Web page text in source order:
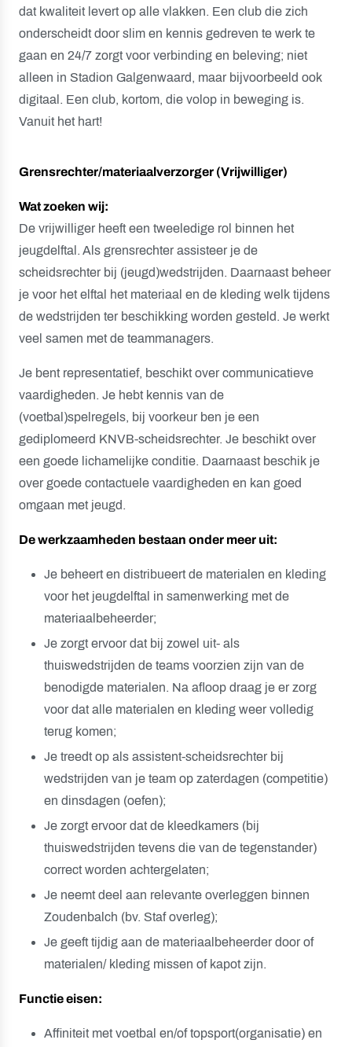
dat kwaliteit levert op alle vlakken. Een club die zich
onderscheidt door slim en kennis gedreven te werk te
gaan en 24/7 zorgt voor verbinding en beleving; niet
alleen in Stadion Galgenwaard, maar bijvoorbeeld ook
digitaal. Een club, kortom, die volop in beweging is.
Vanuit het hart!
Grensrechter/materiaalverzorger (Vrijwilliger)
Wat zoeken wij:
De vrijwilliger heeft een tweeledige rol binnen het
jeugdelftal. Als grensrechter assisteer je de
scheidsrechter bij (jeugd)wedstrijden. Daarnaast beheer
je voor het elftal het materiaal en de kleding welk tijdens
de wedstrijden ter beschikking worden gesteld. Je werkt
veel samen met de teammanagers.
Je bent representatief, beschikt over communicatieve
vaardigheden. Je hebt kennis van de
(voetbal)spelregels, bij voorkeur ben je een
gediplomeerd KNVB-scheidsrechter. Je beschikt over
een goede lichamelijke conditie. Daarnaast beschik je
over goede contactuele vaardigheden en kan goed
omgaan met jeugd.
De werkzaamheden bestaan onder meer uit:
Je beheert en distribueert de materialen en kleding
voor het jeugdelftal in samenwerking met de
materiaalbeheerder;
Je zorgt ervoor dat bij zowel uit- als
thuiswedstrijden de teams voorzien zijn van de
benodigde materialen. Na afloop draag je er zorg
voor dat alle materialen en kleding weer volledig
terug komen;
Je treedt op als assistent-scheidsrechter bij
wedstrijden van je team op zaterdagen (competitie)
en dinsdagen (oefen);
Je zorgt ervoor dat de kleedkamers (bij
thuiswedstrijden tevens die van de tegenstander)
correct worden achtergelaten;
Je neemt deel aan relevante overleggen binnen
Zoudenbalch (bv. Staf overleg);
Je geeft tijdig aan de materiaalbeheerder door of
materialen/ kleding missen of kapot zijn.
Functie eisen:
Affiniteit met voetbal en/of topsport(organisatie) en